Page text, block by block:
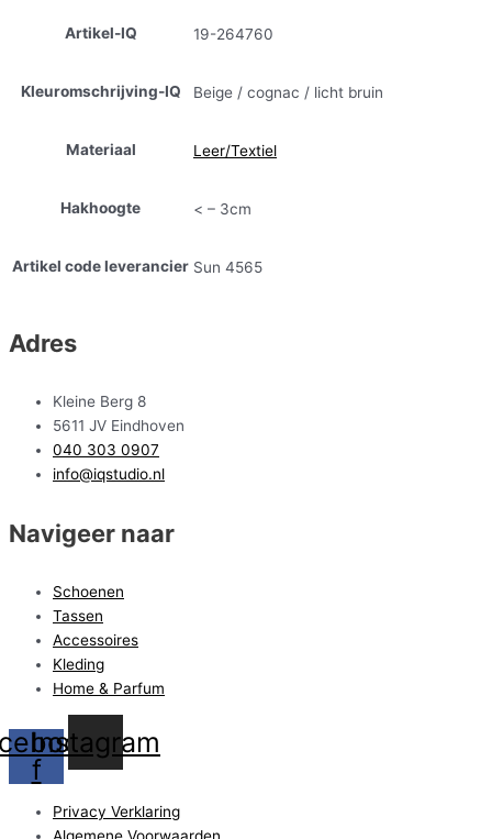
Artikel-IQ 19-264760
Kleuromschrijving-IQ Beige / cognac / licht bruin
Materiaal Leer/Textiel
Hakhoogte < – 3cm
Artikel code leverancier Sun 4565
Adres
Kleine Berg 8
5611 JV Eindhoven
040 303 0907
info@iqstudio.nl
Navigeer naar
Schoenen
Tassen
Accessoires
Kleding
Home & Parfum
f
Instagram
Privacy Verklaring
Algemene Voorwaarden